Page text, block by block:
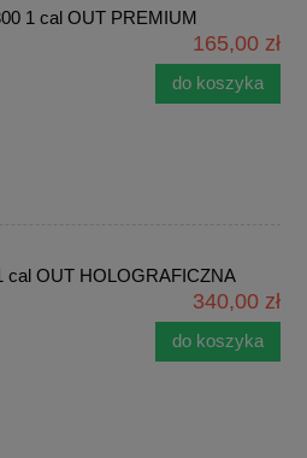
1 cal OUT PREMIUM
165,00 zł
do koszyka
cal OUT HOLOGRAFICZNA
340,00 zł
do koszyka